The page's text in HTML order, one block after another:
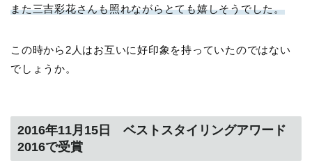
また三吉彩花さんも照れながらとても嬉しそうでした。
この時から2人はお互いに好印象を持っていたのではない
でしょうか。
2016年11月15日 ベストスタイリングアワード
2016で受賞